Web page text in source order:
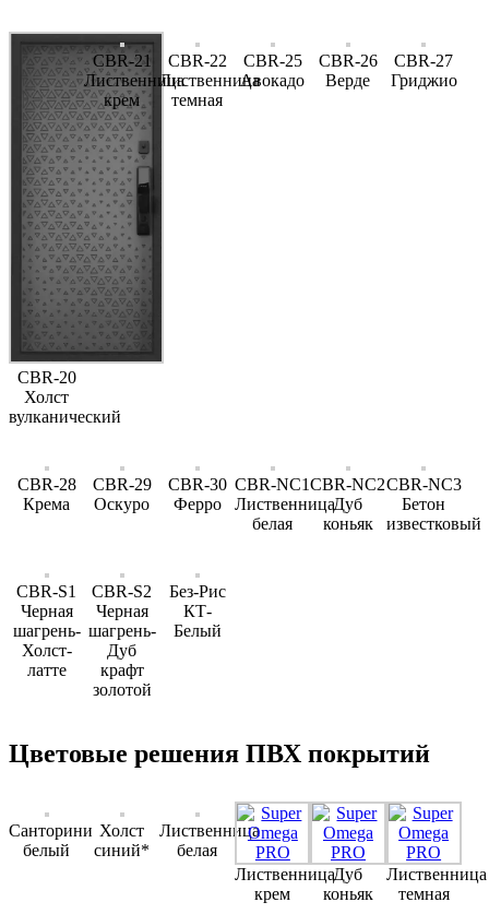
CBR-20
Холст
вулканический
CBR-21
Лиственница
крем
CBR-22
Лиственница
темная
CBR-25
Авокадо
CBR-26
Верде
CBR-27
Гриджио
CBR-28
Крема
CBR-29
Оскуро
CBR-30
Ферро
CBR-NC1
Лиственница
белая
CBR-NC2
Дуб
коньяк
CBR-NC3
Бетон
известковый
CBR-S1
Черная
шагрень-
Холст-
латте
CBR-S2
Черная
шагрень-
Дуб
крафт
золотой
Без-Рис
КТ-
Белый
Цветовые решения ПВХ покрытий
Санторини
белый
Холст
синий*
Лиственница
белая
Лиственница
крем
Дуб
коньяк
Лиственница
темная